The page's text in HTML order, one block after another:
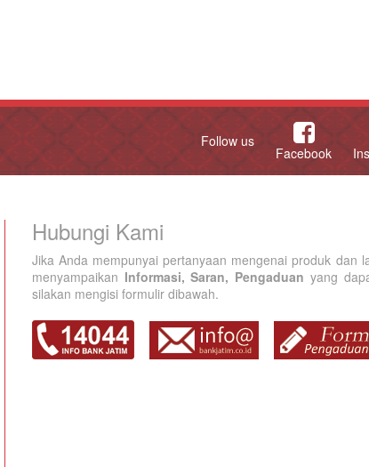
Follow us
Facebook
Hubungi Kami
Jika Anda mempunyai pertanyaan mengenai produk dan
menyampaikan Informasi, Saran, Pengaduan yang
silakan mengisi formulir dibawah.